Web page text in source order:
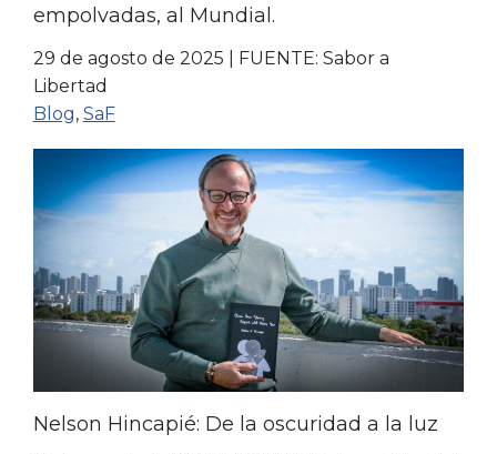
empolvadas, al Mundial.
29 de agosto de 2025
FUENTE: Sabor a
Libertad
Blog, SaF
Nelson Hincapié: De la oscuridad a la luz